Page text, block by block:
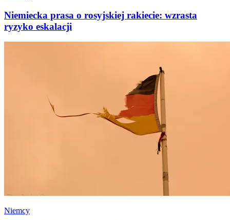
Niemiecka prasa o rosyjskiej rakiecie: wzrasta
ryzyko eskalacji
Niemcy